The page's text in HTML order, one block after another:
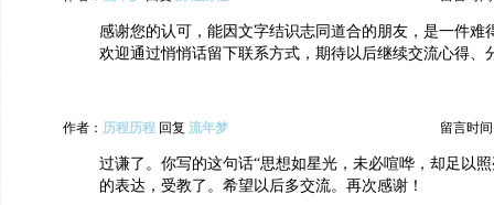
感谢您的认可，能因文字结识志同道合的朋友，是一件难
欢迎通过悄悄话留下联系方式，期待以后继续交流心得、
作者： 历程历程 回复 流年梦 留言时间
过谦了。你写的这句话“思想如星光，未必喧哗，却足以
的表达，受教了。希望以后多交流。再次感谢！